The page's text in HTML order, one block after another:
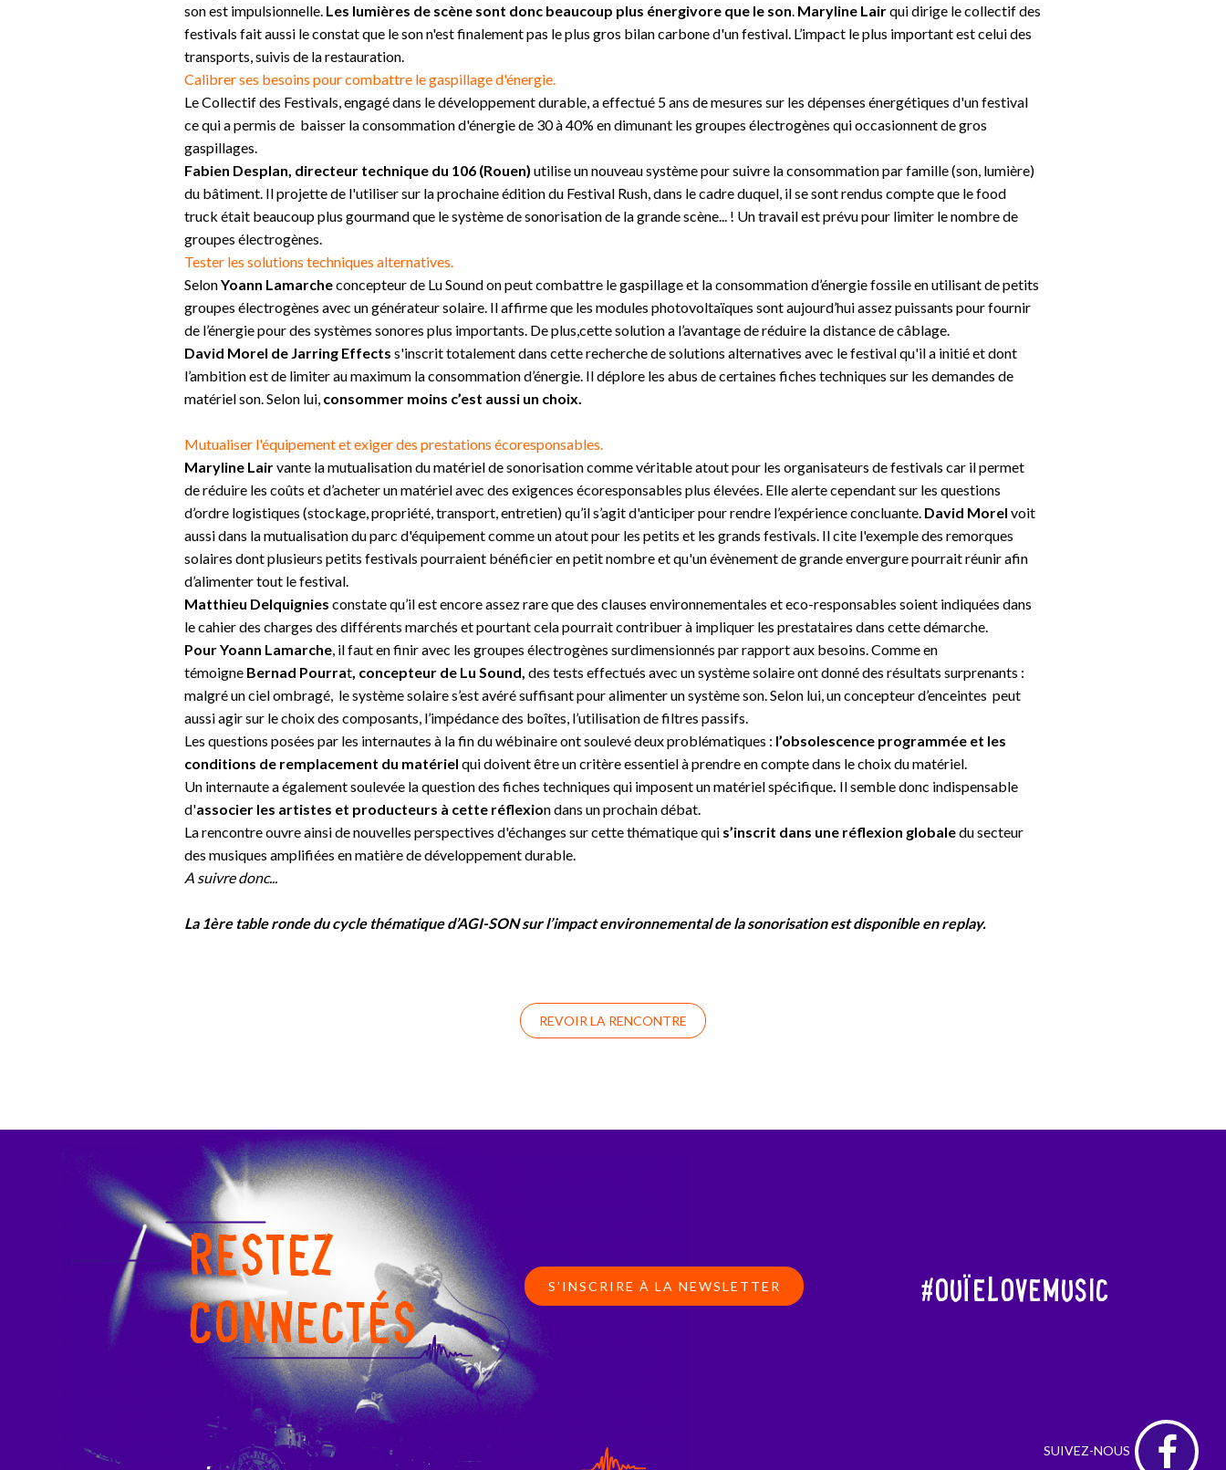
sonest impulsionnelle. Les lumières de scène sont donc beaucoup plus énergivore que le son Maryline Lairqui dirige le collectif des
festivals fait aussi le constat que le son n'est finalement pas le plus gros bilan carbone d'un festival. L’impact le plus important est celui des
transports, suivis de la restauration.
Calibrer ses besoins pour combattre le gaspillage d'énergie.
Le Collectif des Festivals, engagé dans le développement durable, a effectué 5 ans de mesures sur les dépenses énergétiques d'un festival
ce qui a permis de baisser la consommation d'énergie de 30 à 40% en dimunant les groupes électrogènes qui occasionnent de gros
gaspillages.
Fabien Desplan, directeur technique du 106 (Rouen) utilise un nouveau système pour suivre la consommation par famille (son, lumière)
du bâtiment. Il projette de l'utiliser sur la prochaine édition du Festival Rush, dans le cadre duquel, il se sont rendus compte que le food
truck était beaucoup plus gourmand que le système de sonorisation de la grande scène... ! Un travail est prévu pour limiter le nombre de
groupes électrogènes.
Tester les solutions techniques alternatives.
SelonYoann Lamarcheconcepteur de Lu Sound on peut combattre le gaspillage et la consommation d’énergie fossile en utilisant de petits
groupes électrogènes avec un générateur solaire. Il affirme que les modules photovoltaïques sont aujourd’hui assez puissants pour fournir
de l’énergie pour des systèmes sonores plus importants. De plus,cette solution a l’avantage de réduire la distance de câblage.
David Morel de Jarring Effects s'inscrit totalement dans cette recherche de solutions alternatives avec le festival qu'il a initié et dont
l’ambition est de limiter au maximum la consommation d’énergie. Il déplore les abus de certaines fiches techniques sur les demandes de
matériel son. Selon lui, consommer moins c’est aussi un choix.
Mutualiser l'équipement et exiger des prestations écoresponsables.
Maryline Lairvante la mutualisation du matériel de sonorisation comme véritable atout pour les organisateurs de festivals car il permet
de réduire les coûts et d’acheter un matériel avec des exigences écoresponsables plus élevées. Elle alerte cependant sur les questions
d’ordre logistiques (stockage, propriété, transport, entretien) qu’il s’agit d'anticiper pour rendre l’expérience concluante. David Morel voit
aussi dans la mutualisation du parc d'équipement comme un atout pour les petits et les grands festivals. Il cite l'exemple des remorques
solaires dont plusieurs petits festivals pourraient bénéficier en petit nombre et qu'un évènement de grande envergure pourrait réunir afin
d’alimenter tout le festival.
Matthieu Delquignies constate qu’il est encore assez rare que des clauses environnementales et eco-responsables soient indiquées dans
le cahier des charges des différents marchés et pourtant cela pourrait contribuer à impliquer les prestataires dans cette démarche.
Pour Yoann Lamarche , il faut en finir avec les groupes électrogènes surdimensionnés par rapport aux besoins. Comme en
témoigne Bernad Pourrat , concepteur de Lu Sound, des tests effectués avec un système solaire ont donné des résultats surprenants :
malgré un ciel ombragé, le système solaire s’est avéré suffisant pour alimenter un système son. Selon lui, un concepteur d’enceintes peut
aussi agir sur le choix des composants, l’impédance des boîtes, l’utilisation de filtres passifs.
Les questions posées par les internautes à la fin du wébinaire ont soulevé deux problématiques : l’obsolescence programmée et les
conditions de remplacement du matériel qui doivent être un critère essentiel à prendre en compte dans le choix du matériel.
Un internaute a également soulevée la question des fiches techniques qui imposent un matériel spécifique Il semble donc indispensable
d'associer les artistes et producteurs à cette réflexion dans un prochain débat.
La rencontre ouvre ainsi de nouvelles perspectives d'échanges sur cette thématique qui s’inscrit dans une réflexion globaledu secteur
des musiques amplifiées en matière de développement durable.
A suivre donc...
La 1ère table ronde du cycle thématique d’AGI-SON sur l’impact environnemental de la sonorisation est disponible en replay.
REVOIR LA RENCONTRE
RESTEZ
CONNECTÉS
S’INSCRIRE À LA NEWSLETTER #OuïeLoveMusic